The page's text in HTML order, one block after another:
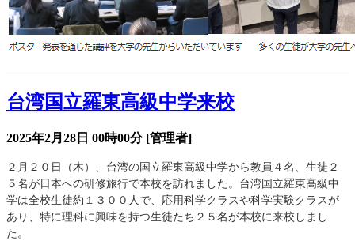
台湾国立羅東高級中学来校
2025年2月28日 00時00分 [管理者]
２月２０日（木）、台湾の国立羅東高級中学から教員４名、生徒２
５名が日本への研修旅行で本校を訪れました。台湾国立羅東高級中
学は全校生徒約１３００人で、応用科学クラスや科学実験クラスが
あり、特に理科に興味を持つ生徒たち２５名が本校に来校しまし
た。